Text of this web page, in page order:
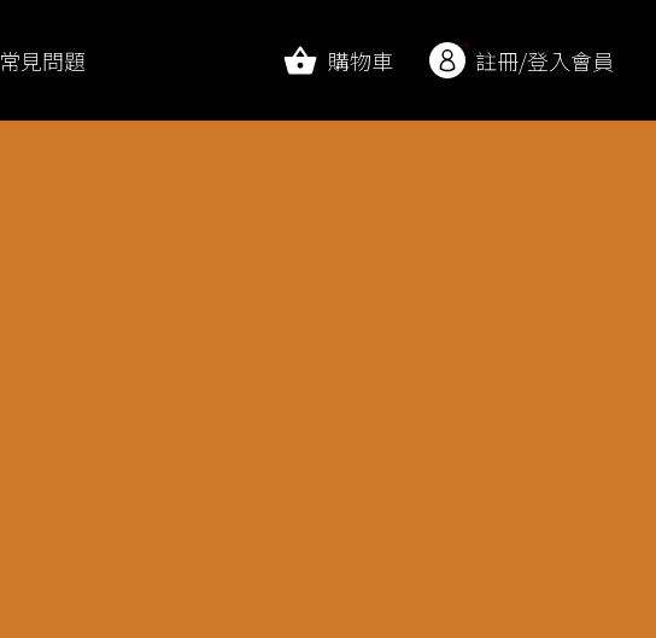
常見問題 購物車 註冊/登入會員